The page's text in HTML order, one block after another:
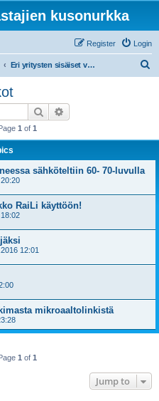
kusonurkka
Login
Register
Eri yritysten sisäiset verkot
Search
1 of 1
sähköteltiin 60- 70-luvulla
RaiLi käyttöön!
12:01
mikroaaltolinkistä
1 of 1
Jump to